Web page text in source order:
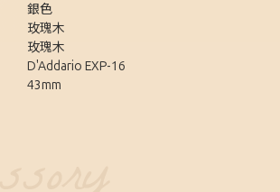
銀色
玫瑰木
玫瑰木
D'Addario EXP-16
43mm